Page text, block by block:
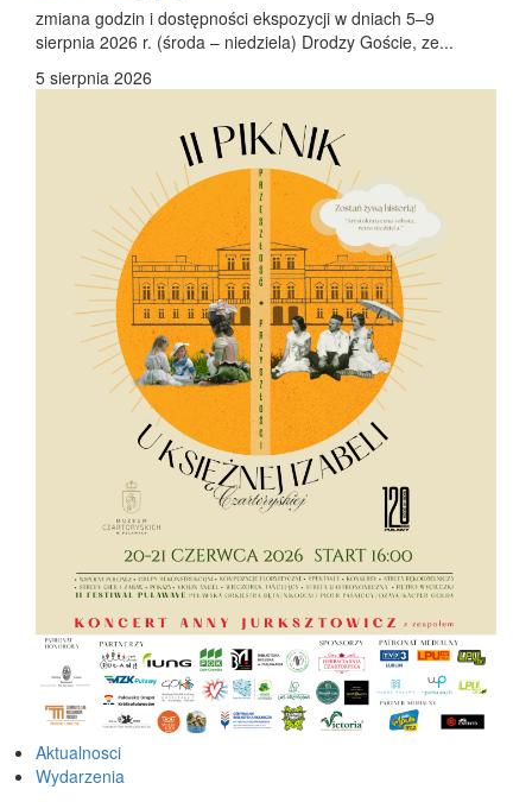
zmiana godzin i dostępności ekspozycji w dniach 5–9
sierpnia 2026 r. (środa – niedziela) Drodzy Goście, ze...
5 sierpnia 2026
Aktualnosci
Wydarzenia